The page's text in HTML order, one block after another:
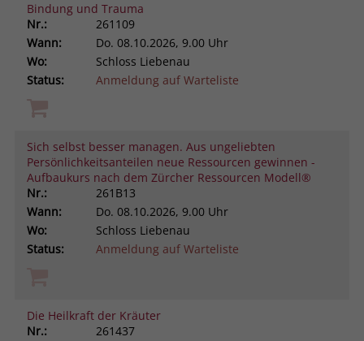
Bindung und Trauma
Nr.:
261109
Wann:
Do. 08.10.2026, 9.00 Uhr
Wo:
Schloss Liebenau
Status:
Anmeldung auf Warteliste
Sich selbst besser managen. Aus ungeliebten
Persönlichkeitsanteilen neue Ressourcen gewinnen -
Aufbaukurs nach dem Zürcher Ressourcen Modell®
Nr.:
261B13
Wann:
Do. 08.10.2026, 9.00 Uhr
Wo:
Schloss Liebenau
Status:
Anmeldung auf Warteliste
Die Heilkraft der Kräuter
Nr.:
261437